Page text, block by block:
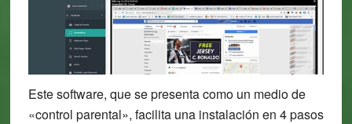
Este software, que se presenta como un medio de
«control parental», facilita una instalación en 4 pasos